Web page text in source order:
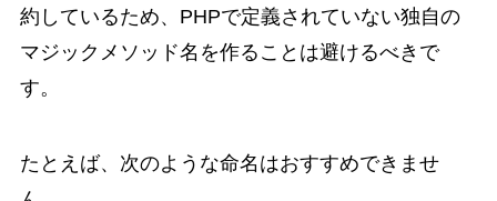
約しているため、PHPで定義されていない独自の
マジックメソッド名を作ることは避けるべきで
す。
たとえば、次のような命名はおすすめできませ